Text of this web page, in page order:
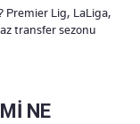
Premier Lig, LaLiga,
transfer sezonu
NE